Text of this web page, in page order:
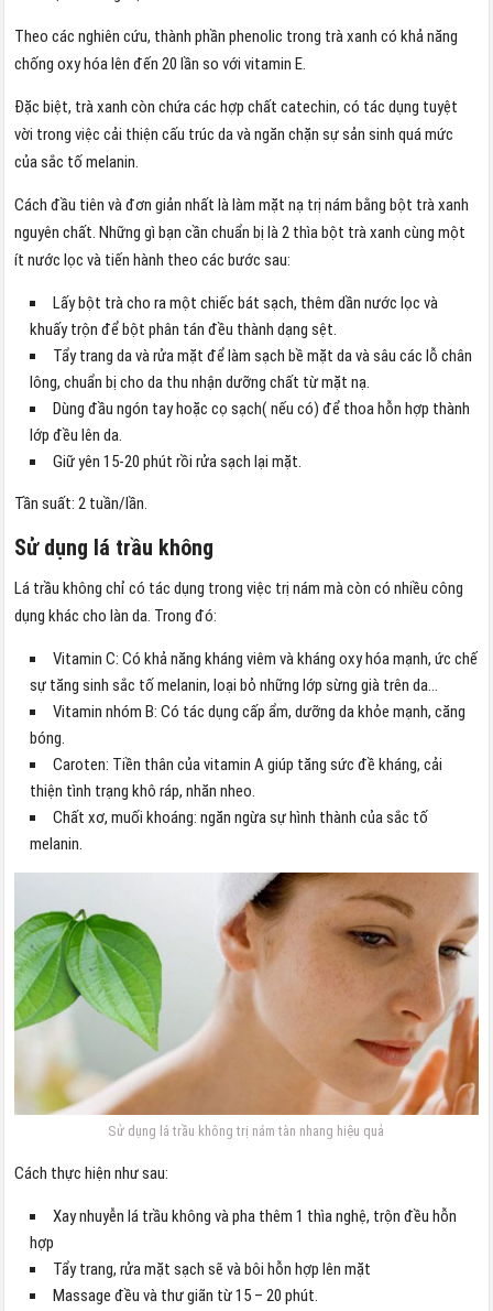
Theo các nghiên cứu, thành phần phenolic trong trà xanh có khả năng
chống oxy hóa lên đến 20 lần so với vitamin E.
Đặc biệt, trà xanh còn chứa các hợp chất catechin, có tác dụng tuyệt
vời trong việc cải thiện cấu trúc da và ngăn chặn sự sản sinh quá mức
của sắc tố melanin.
Cách đầu tiên và đơn giản nhất là làm mặt nạ trị nám bằng bột trà xanh
nguyên chất. Những gì bạn cần chuẩn bị là 2 thìa bột trà xanh cùng một
ít nước lọc và tiến hành theo các bước sau:
Lấy bột trà cho ra một chiếc bát sạch, thêm dần nước lọc và
khuấy trộn để bột phân tán đều thành dạng sệt.
Tẩy trang da và rửa mặt để làm sạch bề mặt da và sâu các lỗ chân
lông, chuẩn bị cho da thu nhận dưỡng chất từ mặt nạ.
Dùng đầu ngón tay hoặc cọ sạch( nếu có) để thoa hỗn hợp thành
lớp đều lên da.
Giữ yên 15-20 phút rồi rửa sạch lại mặt.
Tần suất: 2 tuần/lần.
Sử dụng lá trầu không
Lá trầu không chỉ có tác dụng trong việc trị nám mà còn có nhiều công
dụng khác cho làn da. Trong đó:
Vitamin C: Có khả năng kháng viêm và kháng oxy hóa mạnh, ức chế
sự tăng sinh sắc tố melanin, loại bỏ những lớp sừng già trên da…
Vitamin nhóm B: Có tác dụng cấp ẩm, dưỡng da khỏe mạnh, căng
bóng.
Caroten: Tiền thân của vitamin A giúp tăng sức đề kháng, cải
thiện tình trạng khô ráp, nhăn nheo.
Chất xơ, muối khoáng: ngăn ngừa sự hình thành của sắc tố
melanin.
Sử dụng lá trầu không trị nám tàn nhang hiệu quả
Cách thực hiện như sau:
Xay nhuyễn lá trầu không và pha thêm 1 thìa nghệ, trộn đều hỗn
hợp
Tẩy trang, rửa mặt sạch sẽ và bôi hỗn hợp lên mặt
Massage đều và thư giãn từ 15 – 20 phút.